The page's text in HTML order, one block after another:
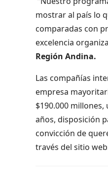
mostrar al país lo
comparadas con
excelencia
Región Andina.
Las compañías
empresa
$190.000
años, disposición
convicción de
través del sitio